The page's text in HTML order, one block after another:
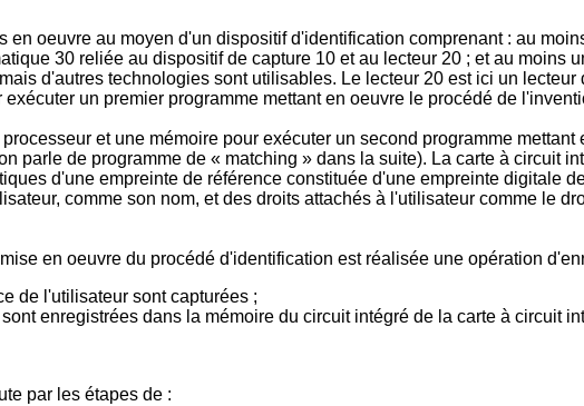
oeuvre au moyen d'un dispositif d'identification comprenant : au
30 reliée au dispositif de capture 10 et au lecteur 20 ; et au moins
d'autres technologies sont utilisables. Le lecteur 20 est ici un
un premier programme mettant en oeuvre le procédé de
et une mémoire pour exécuter un second programme
parle de programme de « matching » dans la suite). La carte à circuit
d'une empreinte de référence constituée d'une empreinte digitale
comme son nom, et des droits attachés à l'utilisateur comme le
en oeuvre du procédé d'identification est réalisée une opération
de l'utilisateur sont capturées ;
enregistrées dans la mémoire du circuit intégré de la carte à circuit
par les étapes de :